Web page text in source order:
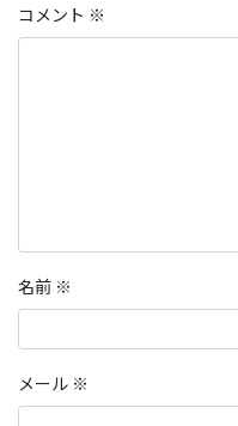
コメント ※
名前 ※
メール ※